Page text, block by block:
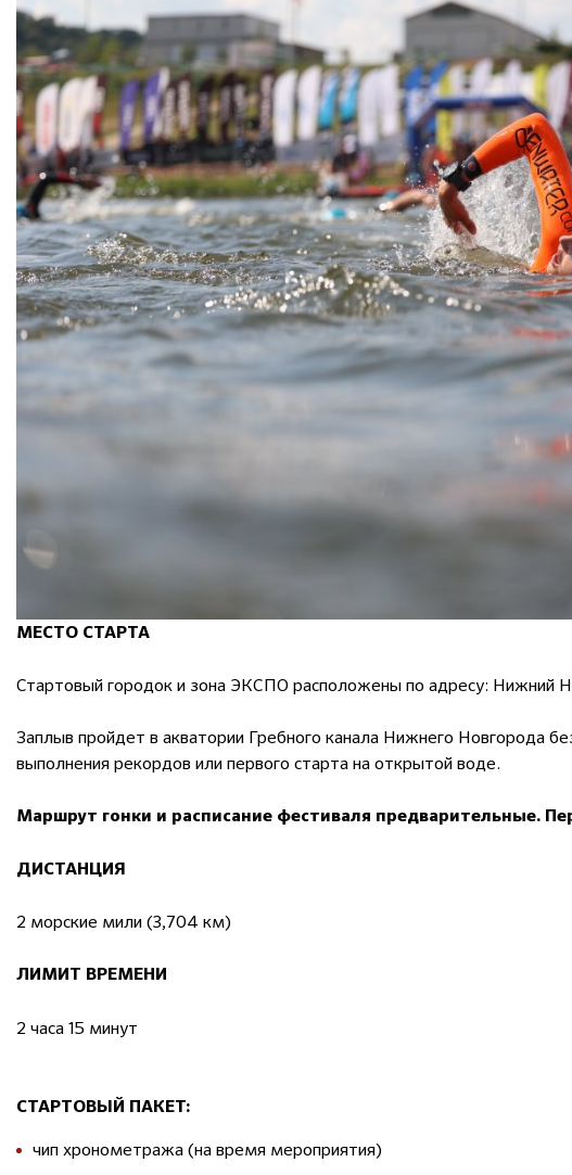
МЕСТО СТАРТА
Стартовый городок и зона ЭКСПО расположены по адресу: Нижний
Заплыв пройдет в акватории Гребного канала Нижнего Новгорода
выполнения рекордов или первого старта на открытой воде.
Маршрут гонки и расписание фестиваля предварительные. П
ДИСТАНЦИЯ
2 морские мили (3,704 км)
ЛИМИТ ВРЕМЕНИ
2 часа 15 минут
СТАРТОВЫЙ ПАКЕТ:
чип хронометража (на время мероприятия)